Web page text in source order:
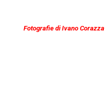
Fotografie di Ivano Corazza